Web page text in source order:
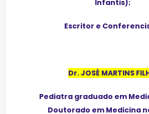
Infantis);
Escritor e
Dr. JOSÉ MARTINS
Pediatra graduado em
Doutorado em Medicina